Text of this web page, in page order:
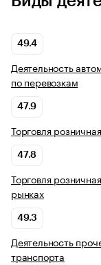
49.4
Деятельность
по перевозкам
47.9
Торговля
47.8
Торговля
рынках
49.3
Деятельность
транспорта